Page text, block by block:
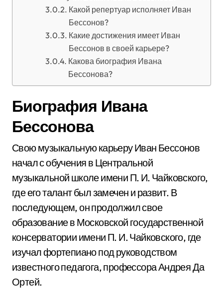
Какой репертуар исполняет Иван
Бессонов?
Какие достижения имеет Иван
Бессонов в своей карьере?
Какова биография Ивана
Бессонова?
Биография Ивана
Бессонова
Свою музыкальную карьеру Иван Бессонов
начал с обучения в Центральной
музыкальной школе имени П. И. Чайковского,
где его талант был замечен и развит. В
последующем, он продолжил свое
образование в Московской государственной
консерватории имени П. И. Чайковского, где
изучал фортепиано под руководством
известного педагога, профессора Андрея Да
Ортей.